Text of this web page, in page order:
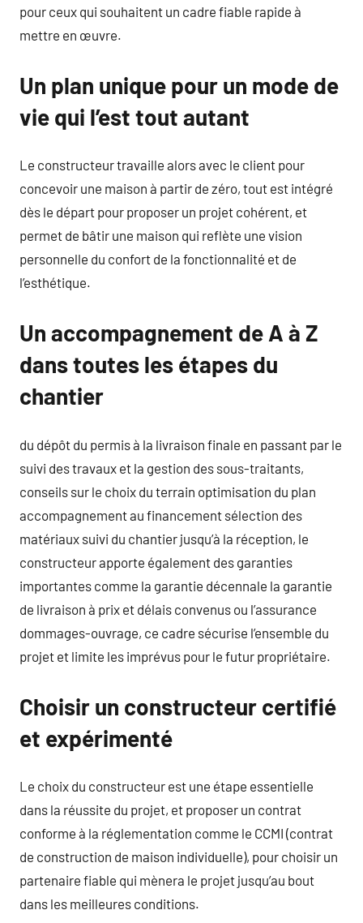
pour ceux qui souhaitent un cadre fiable rapide à
mettre en œuvre.
Un plan unique pour un mode de
vie qui l’est tout autant
Le constructeur travaille alors avec le client pour
concevoir une maison à partir de zéro, tout est intégré
dès le départ pour proposer un projet cohérent, et
permet de bâtir une maison qui reflète une vision
personnelle du confort de la fonctionnalité et de
l’esthétique.
Un accompagnement de A à Z
dans toutes les étapes du
chantier
du dépôt du permis à la livraison finale en passant par le
suivi des travaux et la gestion des sous-traitants,
conseils sur le choix du terrain optimisation du plan
accompagnement au financement sélection des
matériaux suivi du chantier jusqu’à la réception, le
constructeur apporte également des garanties
importantes comme la garantie décennale la garantie
de livraison à prix et délais convenus ou l’assurance
dommages-ouvrage, ce cadre sécurise l’ensemble du
projet et limite les imprévus pour le futur propriétaire.
Choisir un constructeur certifié
et expérimenté
Le choix du constructeur est une étape essentielle
dans la réussite du projet, et proposer un contrat
conforme à la réglementation comme le CCMI (contrat
de construction de maison individuelle), pour choisir un
partenaire fiable qui mènera le projet jusqu’au bout
dans les meilleures conditions.